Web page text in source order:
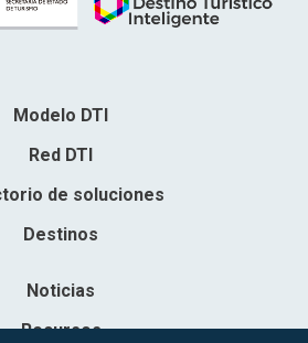
Modelo DTI
Red DTI
de soluciones
Destinos
Noticias
Recursos